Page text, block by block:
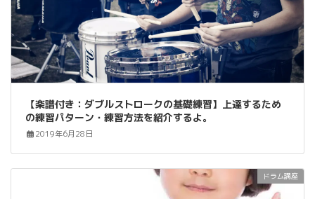
【楽譜付き：ダブルストロークの基礎練習】上達するため
の練習パターン・練習方法を紹介するよ。
2019年6月28日
ドラム講座